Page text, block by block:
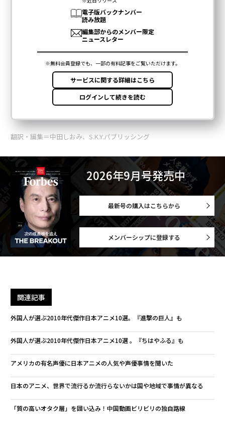
翻訳・編集＝中田しおみ、S.K.Y.パブリッシング
2026年9月号発売中
最新号の購入はこちらから
メンバーシップに登録する
関連記事
外国人が選ぶ2010年代傑作日本アニメ10選。『進撃の巨人』も
外国人が選ぶ2010年代傑作日本アニメ10選 。『ちはやふる』も
アメリカの有名声優に日本アニメの人気や声優事情を聞いた
日本のアニメ、世界で流行るか流行らないかは国や地域で事情が異なる
「質の高いオタク層」を囲い込み！中国動画ビリビリの独自路線